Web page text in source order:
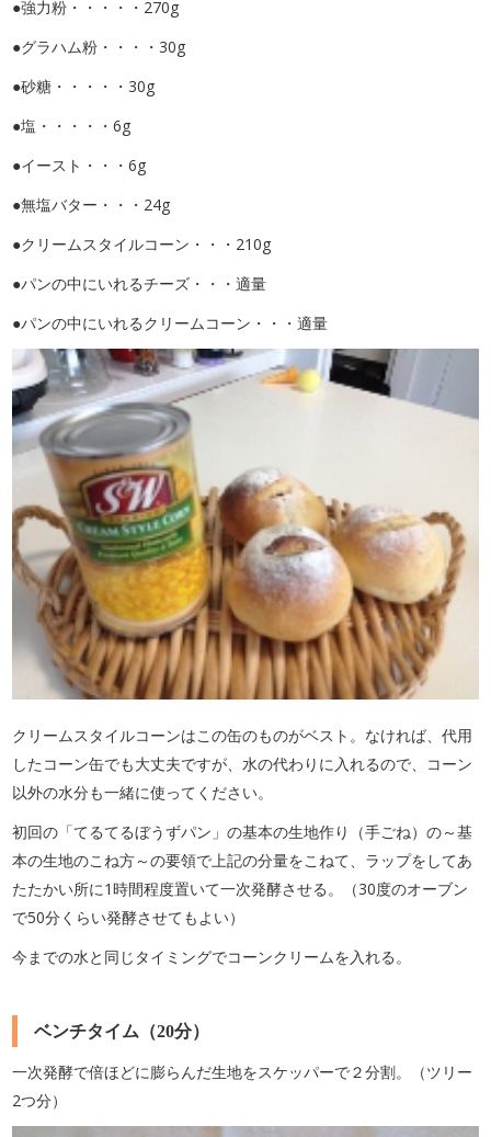
●強力粉・・・・・270g
●グラハム粉・・・・30g
●砂糖・・・・・30g
●塩・・・・・6g
●イースト・・・6g
●無塩バター・・・24g
●クリームスタイルコーン・・・210g
●パンの中にいれるチーズ・・・適量
●パンの中にいれるクリームコーン・・・適量
クリームスタイルコーンはこの缶のものがベスト。なければ、代用
したコーン缶でも大丈夫ですが、水の代わりに入れるので、コーン
以外の水分も一緒に使ってください。
初回の「てるてるぼうずパン」の基本の生地作り（手ごね）の～基
本の生地のこね方～の要領で上記の分量をこねて、ラップをしてあ
たたかい所に1時間程度置いて一次発酵させる。（30度のオーブン
で50分くらい発酵させてもよい）
今までの水と同じタイミングでコーンクリームを入れる。
ベンチタイム（20分）
一次発酵で倍ほどに膨らんだ生地をスケッパーで２分割。（ツリー
2つ分）